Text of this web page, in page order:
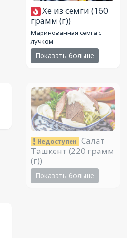
Хе из семги(160
грамм (г))
Маринованная семга с
лучком
Показать больше
Недоступен Салат
Ташкент (220 грамм
(г))
Показать больше